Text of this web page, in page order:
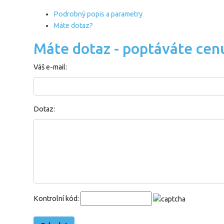
Podrobný popis a parametry
Máte dotaz?
Máte dotaz - poptáváte
Váš e-mail:
Dotaz:
Kontrolní kód: